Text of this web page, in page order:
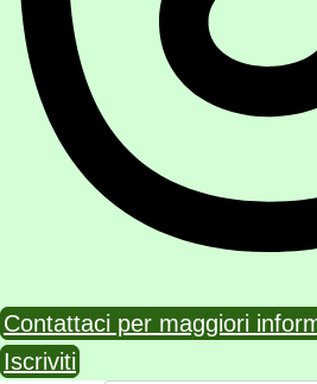
Contattaci per maggiori
Iscriviti